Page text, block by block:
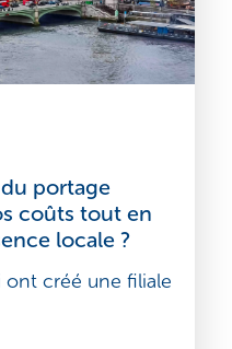
portage
coûts tout en
locale ?
ont créé une filiale